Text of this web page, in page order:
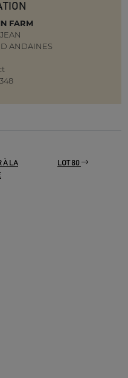
FARM
ANDAINES
À LA
LOT 80